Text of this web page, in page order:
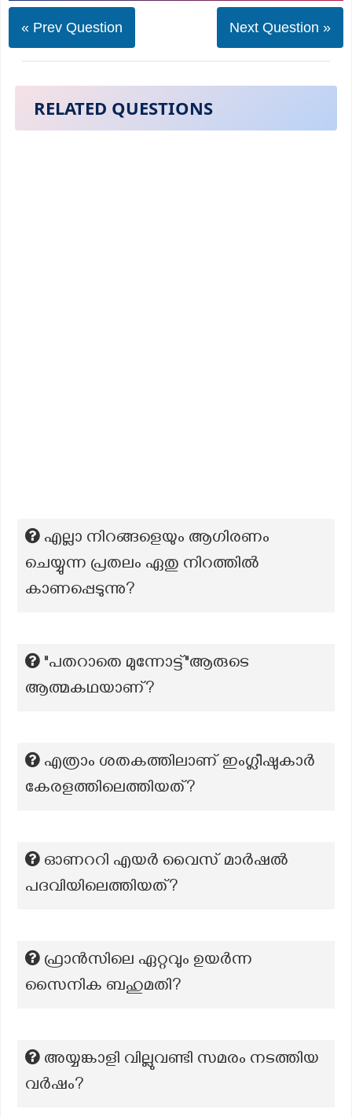
« Prev Question Next Question »
RELATED QUESTIONS
എല്ലാ നിറങ്ങളെയും ആഗിരണം
ചെയ്യുന്ന പ്രതലം ഏതു നിറത്തിൽ
കാണപ്പെടുന്നു?
"പതറാതെ മുന്നോട്ട്"ആരുടെ
ആത്മകഥയാണ്?
എത്രാം ശതകത്തിലാണ് ഇംഗ്ലീഷുകാര്‍
കേരളത്തിലെത്തിയത്?
ഓണററി എയർ വൈസ് മാർഷൽ
പദവിയിലെത്തിയത്?
ഫ്രാൻസിലെ ഏറ്റവും ഉയർന്ന
സൈനിക ബഹുമതി?
അയ്യങ്കാളി വില്ലുവണ്ടി സമരം നടത്തിയ
വർഷം?